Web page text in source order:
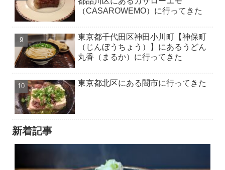
（CASAROWEMO）に行ってきた
東京都千代田区神田小川町【神保町
（じんぼうちょう）】にあるうどん
丸香（まるか）に行ってきた
東京都北区にある闇市に行ってきた
新着記事